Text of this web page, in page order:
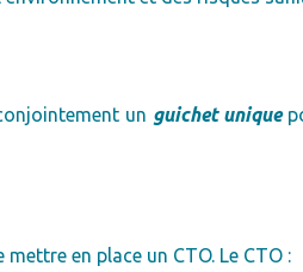
un guichet unique
en place un CTO. Le CTO :